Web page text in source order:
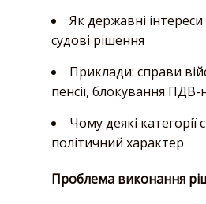
Як державні
судові рішення
Приклади: справи
пенсії, блокування
Чому деякі категорії
політичний характер
Проблема виконання